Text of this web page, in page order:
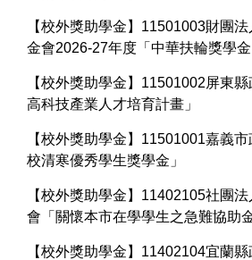
【校外獎助學金】11501003財團
金會2026-27年度「中華扶輪獎學金
【校外獎助學金】11501002屏東
高科技產業人才培育計畫」
【校外獎助學金】11501001嘉義
校清寒優秀學生獎學金」
【校外獎助學金】11402105社團
會「關懷本市在學學生之急難協助
【校外獎助學金】11402104宜蘭